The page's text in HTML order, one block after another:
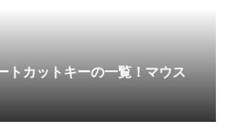
トカットキーの一覧！マウス